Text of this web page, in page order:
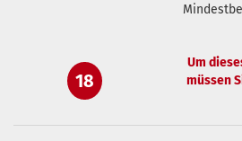
18
Um
müssen